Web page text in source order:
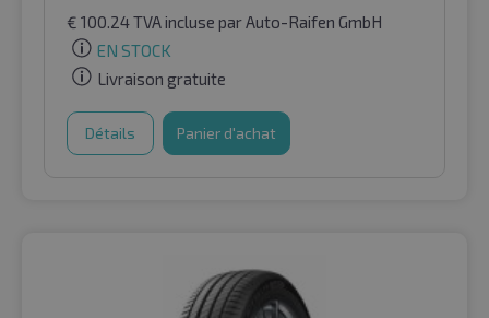
€ 100.24TVA incluse par Auto-Raifen GmbH
EN STOCK
Livraison gratuite
Détails Panier d'achat